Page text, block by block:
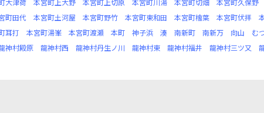
大津荷 本宮町上大野 本宮町上切原 本宮町川湯 本宮町切畑 本宮町久保野
町田代 本宮町土河屋 本宮町野竹 本宮町東和田 本宮町檜葉 本宮町伏拝
耳打 本宮町湯峯 本宮町渡瀬 本町 神子浜 湊 南新町 南新万 向山 む
神村殿原 龍神村西 龍神村丹生ノ川 龍神村東 龍神村福井 龍神村三ツ又